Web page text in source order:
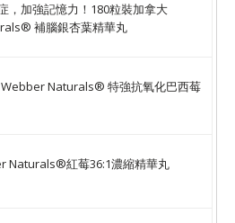
，加強記憶力！180粒裝加拿大
補腦銀杏葉精華丸
Webber Naturals® 特強抗氧化巴西莓
Naturals®紅莓36:1濃縮精華丸